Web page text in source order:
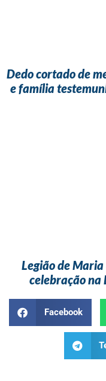
Dedo cortado de
e família
Legião de
celebração na
Facebook